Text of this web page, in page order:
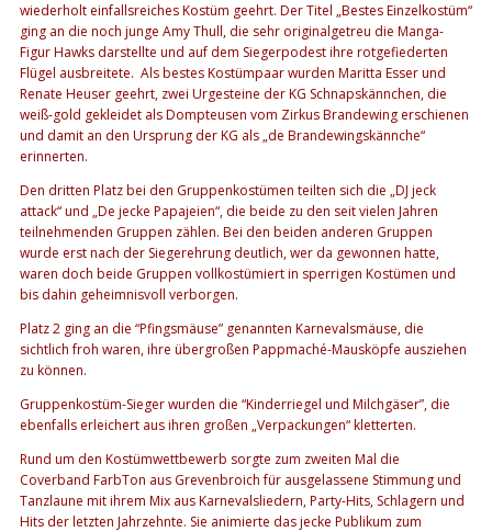
wiederholt einfallsreiches Kostüm geehrt. Der Titel „Bestes Einzelkostüm“
ging an die noch junge Amy Thull, die sehr originalgetreu die Manga-
Figur Hawks darstellte und auf dem Siegerpodest ihre rotgefiederten
Flügel ausbreitete. Als bestes Kostümpaar wurden Maritta Esser und
Renate Heuser geehrt, zwei Urgesteine der KG Schnapskännchen, die
weiß-gold gekleidet als Dompteusen vom Zirkus Brandewing erschienen
und damit an den Ursprung der KG als „de Brandewingskännche“
erinnerten.
Den dritten Platz bei den Gruppenkostümen teilten sich die „DJ jeck
attack“ und „De jecke Papajeien“, die beide zu den seit vielen Jahren
teilnehmenden Gruppen zählen. Bei den beiden anderen Gruppen
wurde erst nach der Siegerehrung deutlich, wer da gewonnen hatte,
waren doch beide Gruppen vollkostümiert in sperrigen Kostümen und
bis dahin geheimnisvoll verborgen.
Platz 2 ging an die “Pfingsmäuse” genannten Karnevalsmäuse, die
sichtlich froh waren, ihre übergroßen Pappmaché-Mausköpfe ausziehen
zu können.
Gruppenkostüm-Sieger wurden die “Kinderriegel und Milchgäser”, die
ebenfalls erleichert aus ihren großen „Verpackungen“ kletterten.
Rund um den Kostümwettbewerb sorgte zum zweiten Mal die
Coverband FarbTon aus Grevenbroich für ausgelassene Stimmung und
Tanzlaune mit ihrem Mix aus Karnevalsliedern, Party-Hits, Schlagern und
Hits der letzten Jahrzehnte. Sie animierte das jecke Publikum zum